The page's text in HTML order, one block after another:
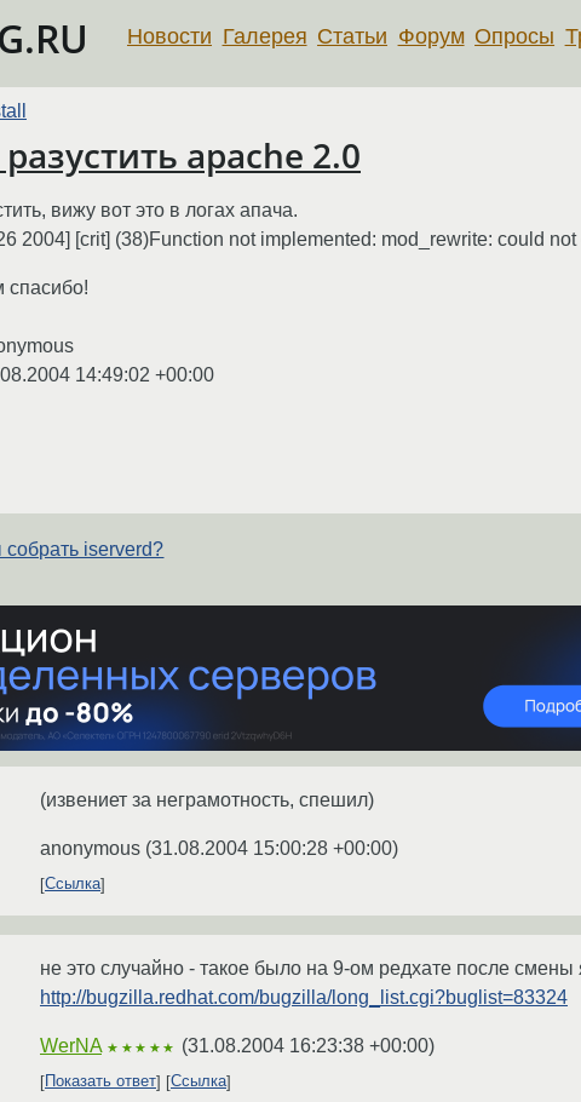
Новости Галерея Статьи Форум Опросы
apache 2.0
вижу вот это в логах апача.
2004] [crit] (38)Function not implemented: mod_rewrite: could
спасибо!
14:49:02 +00:00
iserverd?
(извениет за неграмотность, спешил)
anonymous (31.08.2004 15:00:28 +00:00)
Ссылка
не это случайно - такое было на 9-ом редхате после
http://bugzilla.redhat.com/bugzilla/long_list.cgi?buglist=83324
WerNA ★★★★★ (31.08.2004 16:23:38 +00:00)
Показать ответ Ссылка